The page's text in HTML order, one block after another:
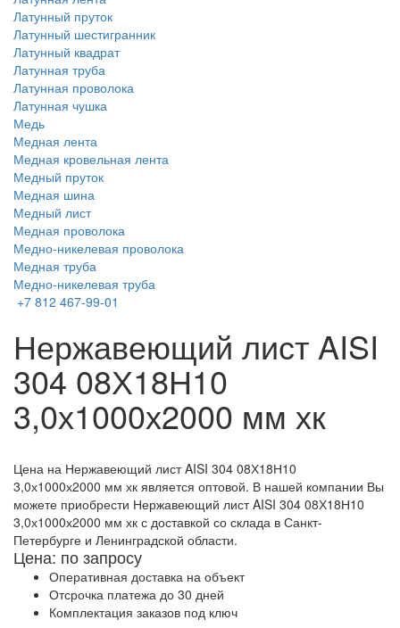
Латунный пруток
Латунный шестигранник
Латунный квадрат
Латунная труба
Латунная проволока
Латунная чушка
Медь
Медная лента
Медная кровельная лента
Медный пруток
Медная шина
Медный лист
Медная проволока
Медно-никелевая проволока
Медная труба
Медно-никелевая труба
+7 812 467-99-01
Нержавеющий лист AISI
304 08Х18Н10
3,0х1000х2000 мм хк
Цена на Нержавеющий лист AISI 304 08Х18Н10
3,0х1000х2000 мм хк является оптовой. В нашей компании Вы
можете приобрести Нержавеющий лист AISI 304 08Х18Н10
3,0х1000х2000 мм хк с доставкой со склада в Санкт-
Петербурге и Ленинградской области.
Цена: по запросу
Оперативная доставка на объект
Отсрочка платежа до 30 дней
Комплектация заказов под ключ